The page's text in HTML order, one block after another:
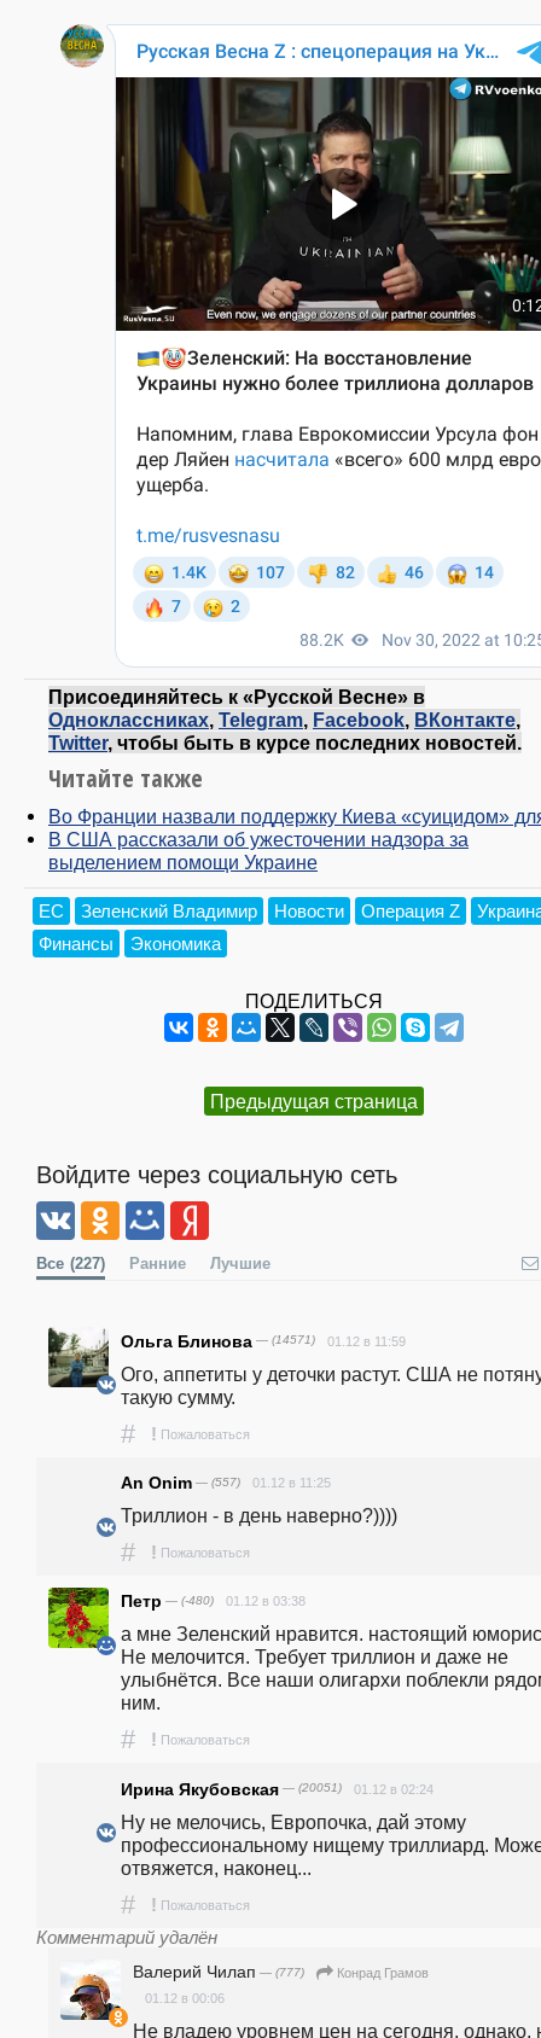
Присоединяйтесь к «Русской Весне» в
Одноклассниках, Telegram, Facebook, ВКонтакте,
Twitter, чтобы быть в курсе последних новостей.
Читайте также
Во Франции назвали поддержку Киева «суицидом»
В США рассказали об ужесточении надзора за
выделением помощи Украине
ЕС Зеленский Владимир Новости Операция Z
Финансы
Экономика
ПОДЕЛИТЬСЯ
Предыдущая страница
Войдите через социальную сеть
Все (227) Ранние Лучшие
Ольга Блинова — (14571) 01.12 в 11:59
Ого, аппетиты у деточки растут. США не
такую сумму.
# ! Пожаловаться
An Onim — (557) 01.12 в 11:25
Триллион - в день наверно?))))
# ! Пожаловаться
Петр — (-480) 01.12 в 03:38
а мне Зеленский нравится. настоящий
Не мелочится. Требует триллион и даже не
улыбнётся. Все наши олигархи поблекли
ним.
# ! Пожаловаться
Ирина Якубовская — (20051) 01.12 в 02:24
Ну не мелочись, Европочка, дай этому
профессиональному нищему триллиард.
отвяжется, наконец...
# ! Пожаловаться
Комментарий удалён
Валерий Чилап — (777)
Конрад Грамов
01.12 в 00:06
Не владею уровнем цен на сегодня, однако,